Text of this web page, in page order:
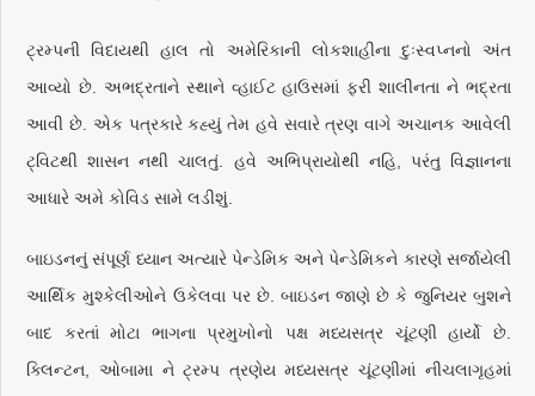
ટ્રમ્પની વિદાયથી હાલ તો અમેરિકાની લોકશાહીના દુઃસ્વપ્નનો અંત
આવ્યો છે. અભદ્રતાને સ્થાને વ્હાઈટ હાઉસમાં ફરી શાલીનતા ને ભદ્રતા
આવી છે. એક પત્રકારે કહ્યું તેમ હવે સવારે ત્રણ વાગે અચાનક આવેલી
ટ્‌વિટથી શાસન નથી ચાલતું. હવે અભિપ્રાયોથી નહિ, પરંતુ વિજ્ઞાનના
આધારે અમે કોવિડ સામે લડીશું.
બાઇડનનું સંપૂર્ણ ધ્યાન અત્યારે પેન્ડેમિક અને પેન્ડેમિકને કારણે સર્જાયેલી
આર્થિક મુશ્કેલીઓને ઉકેલવા પર છે. બાઇડન જાણે છે કે જુનિયર બુશને
બાદ કરતાં મોટા ભાગના પ્રમુખોનો પક્ષ મધ્યસત્ર ચૂંટણી હાર્યો છે.
ક્લિન્ટન, ઓબામા ને ટ્રમ્પ ત્રણેય મધ્યસત્ર ચૂંટણીમાં નીચલાગૃહમાં